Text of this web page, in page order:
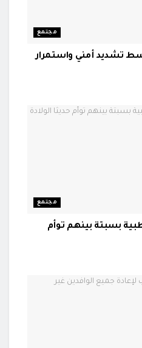
مجتمع
تشديد أمني واستمرار
مجتمع
بسبتة بينهم توأم